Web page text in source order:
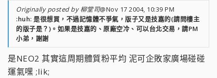
Originally posted by 柳堂司@Nov 17 2004, 10:39 PM
:huh: 是很想買，不過記憶體不爭氣，版子又是技嘉的(請問樓主
的版子是？)。如果是技嘉的、原廠空冷、可以台北交易，請PM
小弟，謝謝
是NEO2 其實這周期體質粉平均 泥可企敗家廣場碰碰
運氣嘿 ;lik;